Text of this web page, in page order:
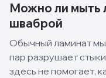
Можно ли мыть
шваброй
Обычный ламинат
пар разрушает
здесь не помогает,